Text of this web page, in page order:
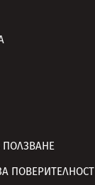
ПОЛЗВАНЕ
ПОВЕРИТЕЛНОСТ